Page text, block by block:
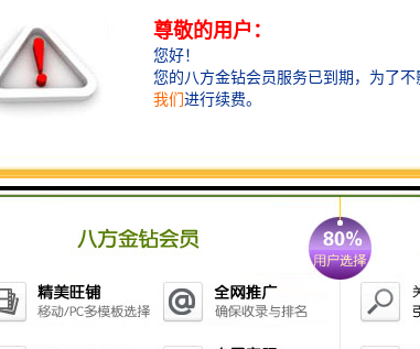
便携式水质自动采样器是采用嵌入式控制技术，可实现按定
护、断电保护等保护功能，采用电池供电和交流供电相结合
可实现水样较大程度的一致，满足平行质控，多成分分析的
小、易携带、使用简便、多种采样模式等特点。由于便携式